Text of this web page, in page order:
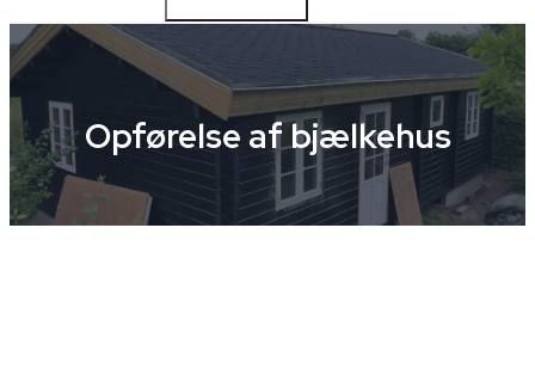
Opførelse af bjælkehus